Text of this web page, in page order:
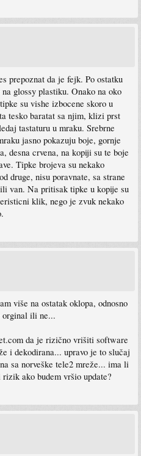
prepoznat da je fejk. Po ostatku
glossy plastiku. Onako na oko
su vishe izbocene skoro u
tesko baratat sa njim, klizi prst
tastaturu u mraku. Srebrne
jasno pokazuju boje, gornje
desna crvena, na kopiji su te boje
Tipke brojeva su nekako
druge, nisu poravnate, sa strane
van. Na pritisak tipke u kopije su
klik, nego je zvuk nekako
više na ostatak oklopa, odnosno
orginal ili ne...
da je rizično vrišiti software
i dekodirana... upravo je to slučaj
sa norveške tele2 mreže... ima li
ako budem vršio update?